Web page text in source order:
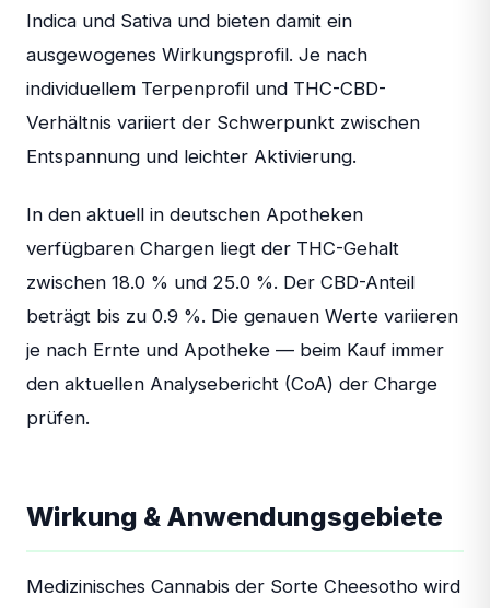
Indica und Sativa und bieten damit ein
ausgewogenes Wirkungsprofil. Je nach
individuellem Terpenprofil und THC-CBD-
Verhältnis variiert der Schwerpunkt zwischen
Entspannung und leichter Aktivierung.
In den aktuell in deutschen Apotheken
verfügbaren Chargen liegt der THC-Gehalt
zwischen 18.0 % und 25.0 %. Der CBD-Anteil
beträgt bis zu 0.9 %. Die genauen Werte variieren
je nach Ernte und Apotheke — beim Kauf immer
den aktuellen Analysebericht (CoA) der Charge
prüfen.
Wirkung & Anwendungsgebiete
Medizinisches Cannabis der Sorte Cheesotho wird